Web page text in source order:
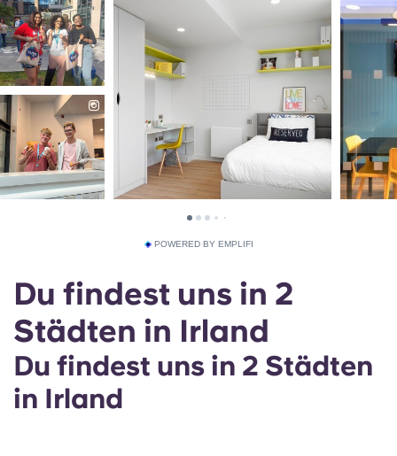
POWERED BY EMPLIFI
Du findest uns in 2
Städten in Irland
Du findest uns in 2 Städten
in Irland